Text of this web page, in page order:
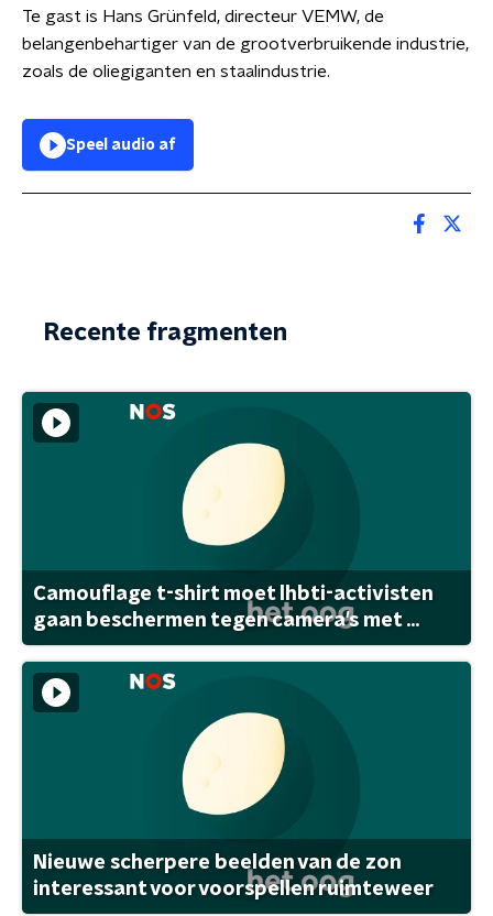
Te gast is Hans Grünfeld, directeur VEMW, de
belangenbehartiger van de grootverbruikende industrie,
zoals de oliegiganten en staalindustrie.
Speel audio af
Recente fragmenten
Camouflage t-shirt moet lhbti-activisten
gaan beschermen tegen camera's met ...
Nieuwe scherpere beelden van de zon
interessant voor voorspellen ruimteweer